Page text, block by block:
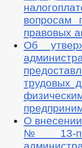
вопросам
правовых
Об
трудовых
О
№ 13-п